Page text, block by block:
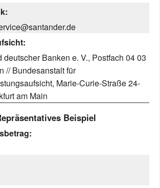
deutscher Banken e. V., Postfach 04 03
// Bundesanstalt für
Marie-Curie-Straße 24-
am Main
Beispiel